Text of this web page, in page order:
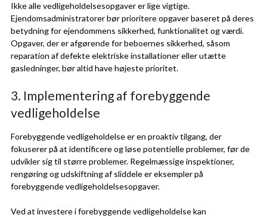
Ikke alle vedligeholdelsesopgaver er lige vigtige.
Ejendomsadministratorer bør prioritere opgaver baseret på deres
betydning for ejendommens sikkerhed, funktionalitet og værdi.
Opgaver, der er afgørende for beboernes sikkerhed, såsom
reparation af defekte elektriske installationer eller utætte
gasledninger, bør altid have højeste prioritet.
3. Implementering af forebyggende
vedligeholdelse
Forebyggende vedligeholdelse er en proaktiv tilgang, der
fokuserer på at identificere og løse potentielle problemer, før de
udvikler sig til større problemer. Regelmæssige inspektioner,
rengøring og udskiftning af sliddele er eksempler på
forebyggende vedligeholdelsesopgaver.
Ved at investere i forebyggende vedligeholdelse kan